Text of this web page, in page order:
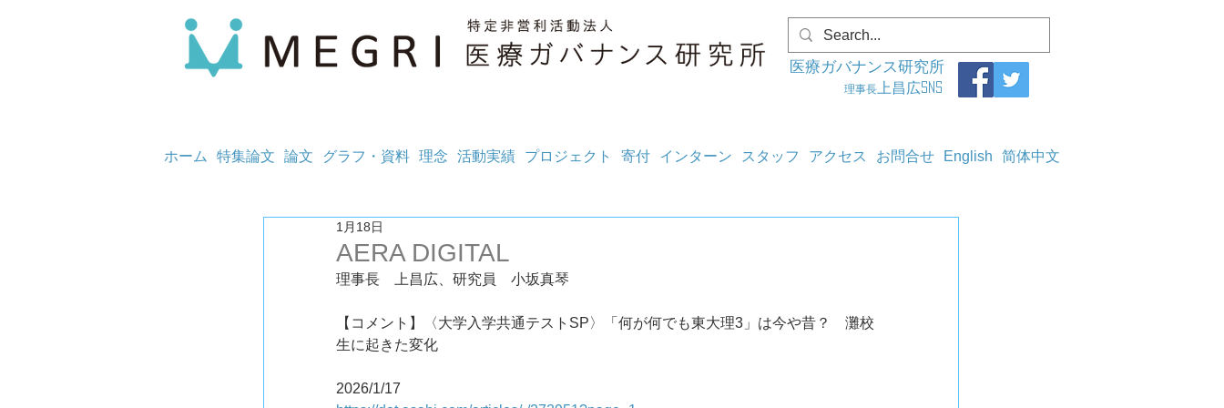
医療ガバナンス研究所
理事長 上昌広SNS
ホーム 特集論文 論文 グラフ・資料 理念 活動実績 プロジェクト 寄付 インターン スタッフ アクセス お問合せ English 简体中文
AERA DIGITAL
1月18日
理事長　上昌広、研究員　小坂真琴
【コメント】〈大学入学共通テストSP〉「何が何でも東大理3」は今や昔？　灘校
生に起きた変化
2026/1/17